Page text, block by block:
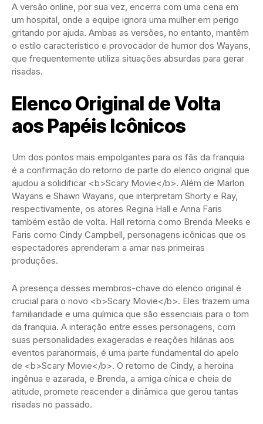
A versão online, por sua vez, encerra com uma cena em
um hospital, onde a equipe ignora uma mulher em perigo
gritando por ajuda. Ambas as versões, no entanto, mantêm
o estilo característico e provocador de humor dos Wayans,
que frequentemente utiliza situações absurdas para gerar
risadas.
Elenco Original de Volta
aos Papéis Icônicos
Um dos pontos mais empolgantes para os fãs da franquia
é a confirmação do retorno de parte do elenco original que
ajudou a solidificar <b>Scary Movie</b>. Além de Marlon
Wayans e Shawn Wayans, que interpretam Shorty e Ray,
respectivamente, os atores Regina Hall e Anna Faris
também estão de volta. Hall retorna como Brenda Meeks e
Faris como Cindy Campbell, personagens icônicas que os
espectadores aprenderam a amar nas primeiras
produções.
A presença desses membros-chave do elenco original é
crucial para o novo <b>Scary Movie</b>. Eles trazem uma
familiaridade e uma química que são essenciais para o tom
da franquia. A interação entre esses personagens, com
suas personalidades exageradas e reações hilárias aos
eventos paranormais, é uma parte fundamental do apelo
de <b>Scary Movie</b>. O retorno de Cindy, a heroína
ingênua e azarada, e Brenda, a amiga cínica e cheia de
atitude, promete reacender a dinâmica que gerou tantas
risadas no passado.